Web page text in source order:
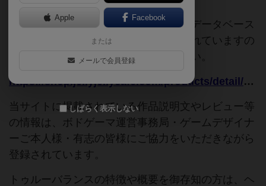
このページは情報が不足しています。データベース
追加申請時に以下の参考URLが入力されていますの
で、よろしければこちらもご覧ください。
https://shop.jellyjellycafe.com/products/detail/1443
当サイトに掲載されている作品説明文やレビュー等
の情報は、ボドゲーマ運営事務局・ゲームデザイナ
ーご本人様・有志の皆様にご協力をいただきながら
登録されています。
トゥルーバランスの特徴や概要を御存知の方は、ヘ
Apple Facebook
または
メールで会員登録
しばらく表示しない